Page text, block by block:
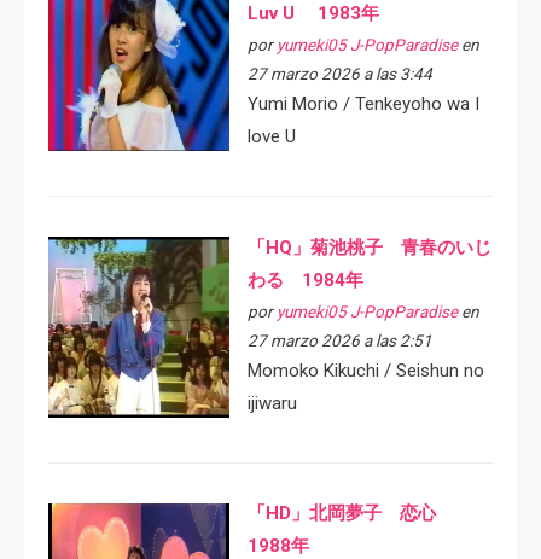
Luv U 1983年
por yumeki05 J-PopParadiseen
27 marzo 2026 a las 3:44
Yumi Morio / Tenkeyoho wa I
love U
「HQ」菊池桃子 青春のいじ
わる 1984年
por yumeki05 J-PopParadiseen
27 marzo 2026 a las 2:51
Momoko Kikuchi / Seishun no
ijiwaru
「HD」北岡夢子 恋心
1988年